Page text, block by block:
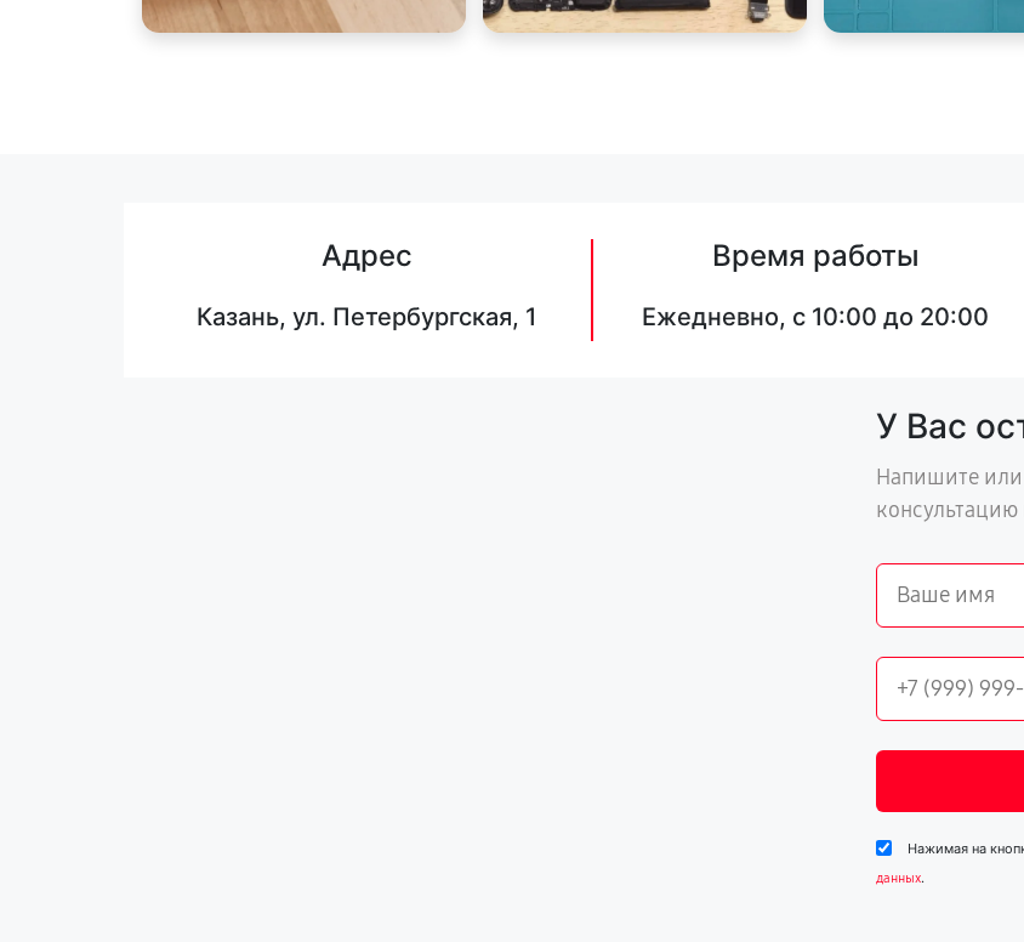
Адрес
Казань, ул. Петербургская, 1
Время работы
Ежедневно, с 10:00 до 20:00
У Вас
Напишите или
Нажимая на
данных.